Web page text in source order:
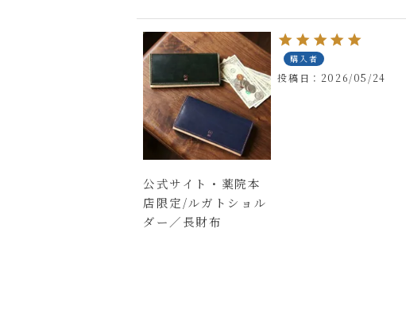
公式サイト・薬院本
店限定/ルガトショル
ダー／長財布
購入者
投稿日 2026/05/24